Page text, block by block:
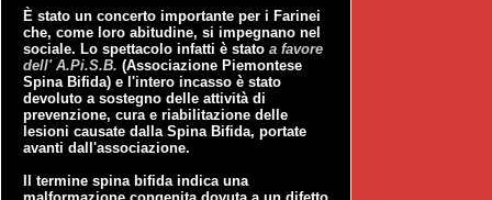
È stato un concerto importante per i Farinei
che, come loro abitudine, si impegnano nel
sociale. Lo spettacolo infatti è stato a favore
dell' A.Pi.S.B. (Associazione Piemontese
Spina Bifida) e l'intero incasso è stato
devoluto a sostegno delle attività di
prevenzione, cura e riabilitazione delle
lesioni causate dalla Spina Bifida, portate
avanti dall'associazione.
Il termine spina bifida indica una